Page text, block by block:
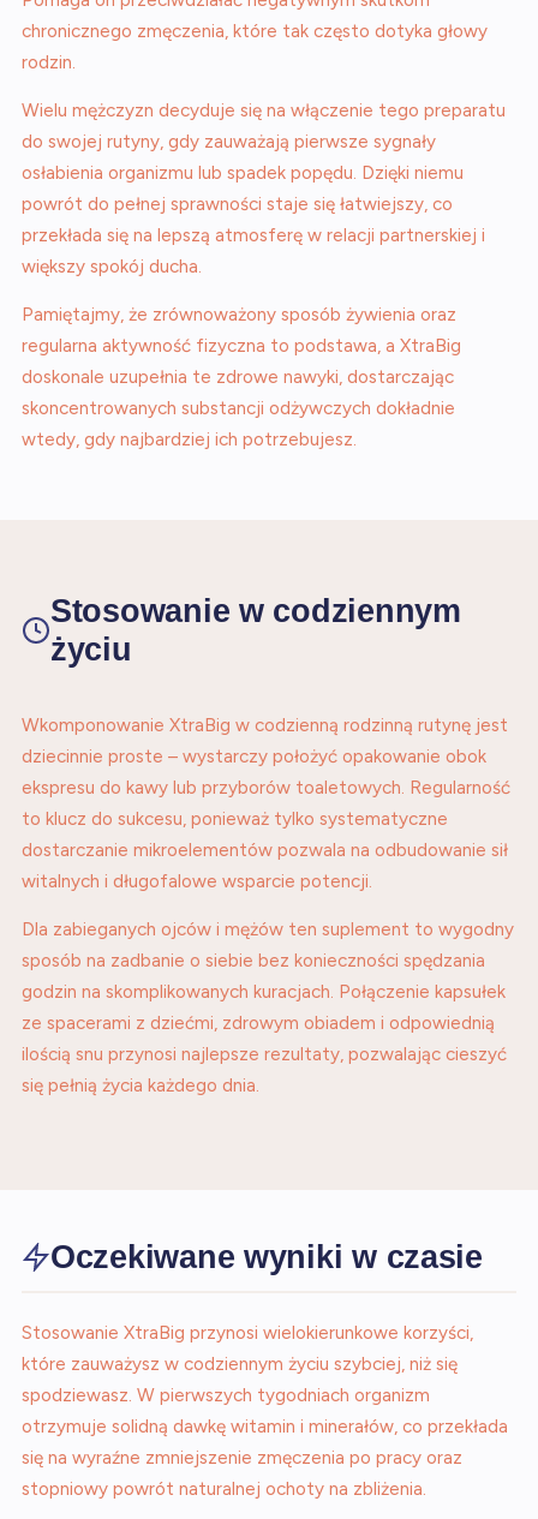
chronicznego zmęczenia, które tak często dotyka głowy
rodzin.
Wielu mężczyzn decyduje się na włączenie tego preparatu
do swojej rutyny, gdy zauważają pierwsze sygnały
osłabienia organizmu lub spadek popędu. Dzięki niemu
powrót do pełnej sprawności staje się łatwiejszy, co
przekłada się na lepszą atmosferę w relacji partnerskiej i
większy spokój ducha.
Pamiętajmy, że zrównoważony sposób żywienia oraz
regularna aktywność fizyczna to podstawa, a XtraBig
doskonale uzupełnia te zdrowe nawyki, dostarczając
skoncentrowanych substancji odżywczych dokładnie
wtedy, gdy najbardziej ich potrzebujesz.
Stosowanie w codziennym
życiu
Wkomponowanie XtraBig w codzienną rodzinną rutynę jest
dziecinnie proste – wystarczy położyć opakowanie obok
ekspresu do kawy lub przyborów toaletowych. Regularność
to klucz do sukcesu, ponieważ tylko systematyczne
dostarczanie mikroelementów pozwala na odbudowanie sił
witalnych i długofalowe wsparcie potencji.
Dla zabieganych ojców i mężów ten suplement to wygodny
sposób na zadbanie o siebie bez konieczności spędzania
godzin na skomplikowanych kuracjach. Połączenie kapsułek
ze spacerami z dziećmi, zdrowym obiadem i odpowiednią
ilością snu przynosi najlepsze rezultaty, pozwalając cieszyć
się pełnią życia każdego dnia.
Oczekiwane wyniki w czasie
Stosowanie XtraBig przynosi wielokierunkowe korzyści,
które zauważysz w codziennym życiu szybciej, niż się
spodziewasz. W pierwszych tygodniach organizm
otrzymuje solidną dawkę witamin i minerałów, co przekłada
się na wyraźne zmniejszenie zmęczenia po pracy oraz
stopniowy powrót naturalnej ochoty na zbliżenia.